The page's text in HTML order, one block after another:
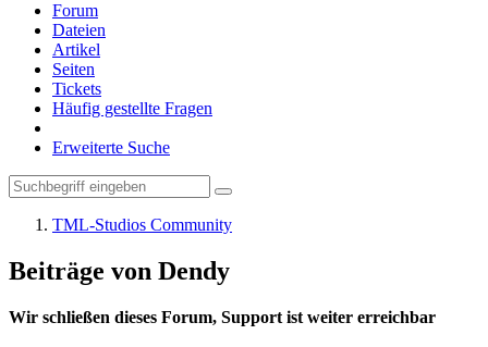
Forum
Dateien
Artikel
Seiten
Tickets
Häufig gestellte Fragen
Erweiterte Suche
TML-Studios Community
Beiträge von Dendy
Wir schließen dieses Forum, Support ist weiter erreichbar